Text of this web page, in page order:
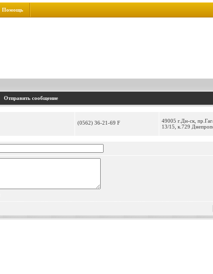
Помощь
Отправить сообщение
(0562) 36-21-69 F
49005 г.Дн-ск,
13/15, к.729